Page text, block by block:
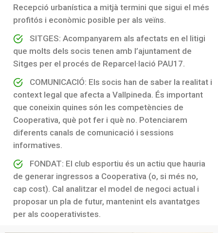
Recepció urbanística a mitjà termini que sigui el més
profitós i econòmic posible per als veïns.
SITGES: Acompanyarem als afectats en el litigi
que molts dels socis tenen amb l’ajuntament de
Sitges per el procés de Reparcel·lació PAU17.
COMUNICACIÓ: Els socis han de saber la realitat i
context legal que afecta a Vallpineda. És important
que coneixin quines són les competències de
Cooperativa, què pot fer i què no. Potenciarem
diferents canals de comunicació i sessions
informatives.
FONDAT: El club esportiu és un actiu que hauria
de generar ingressos a Cooperativa (o, si més no,
cap cost). Cal analitzar el model de negoci actual i
proposar un pla de futur, mantenint els avantatges
per als cooperativistes.